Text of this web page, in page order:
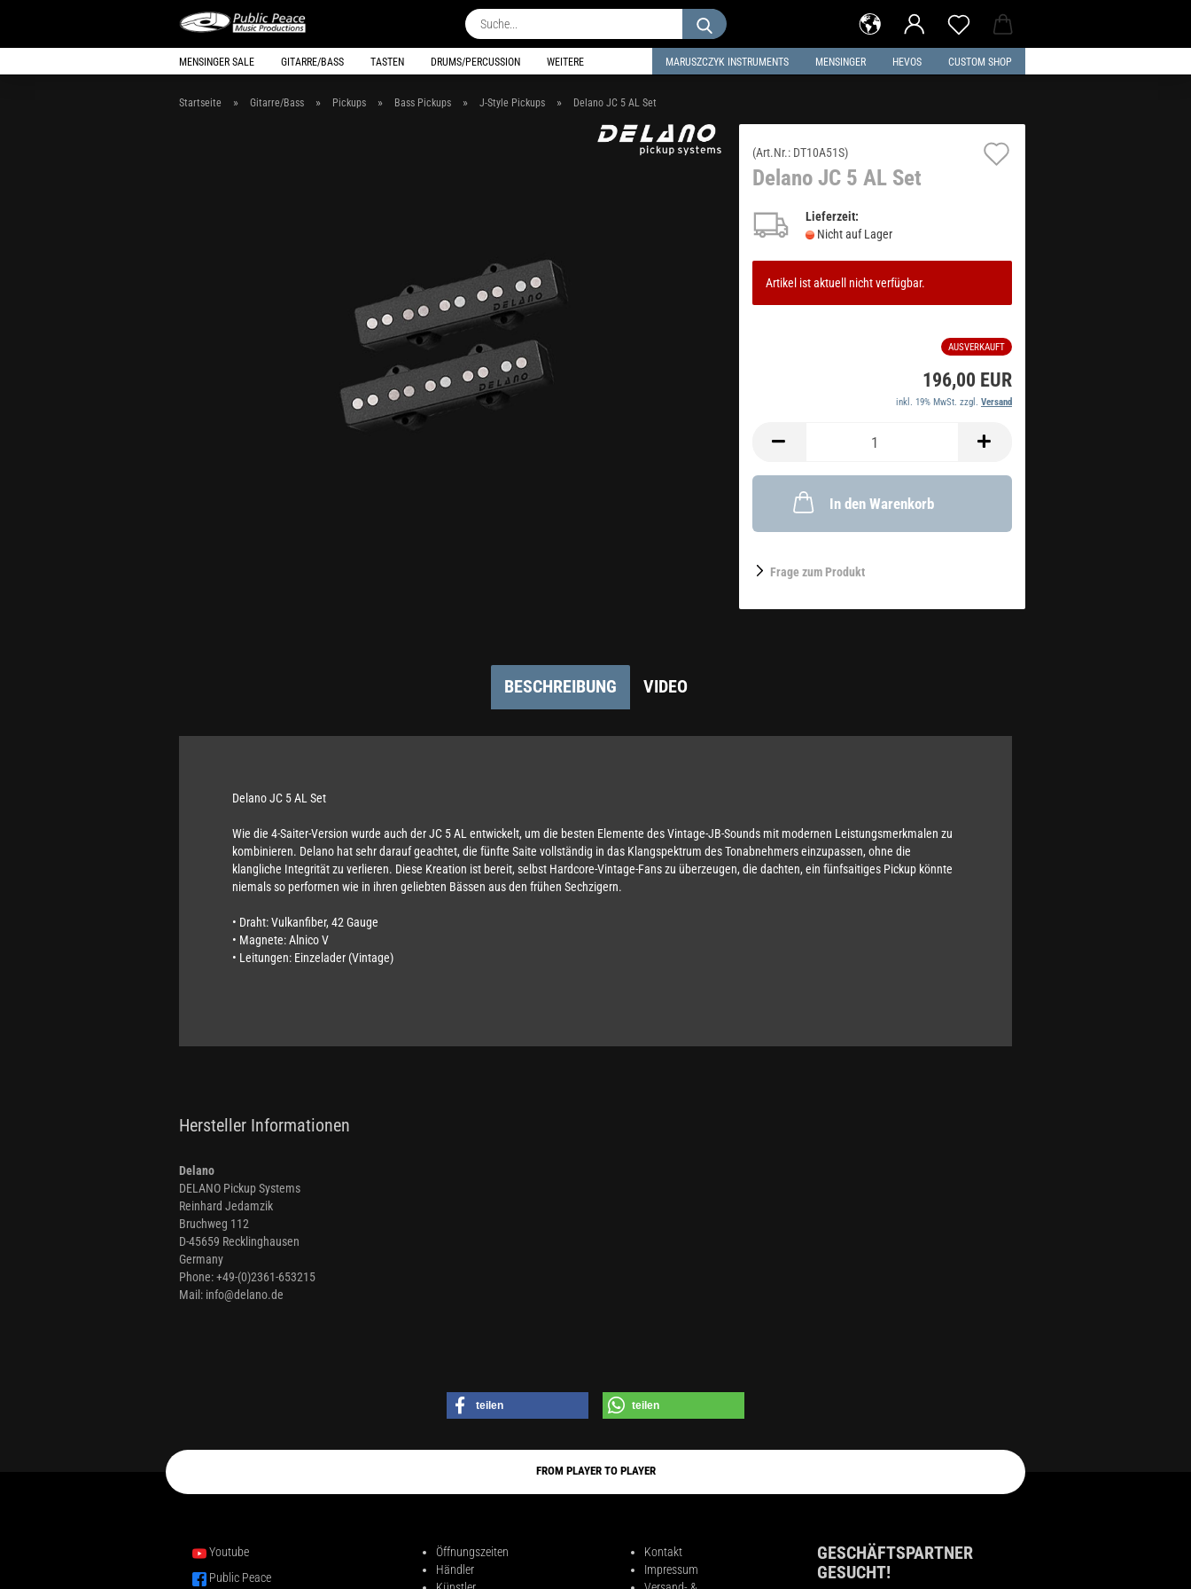
Suche...
MENSINGER SALE GITARRE/BASS TASTEN DRUMS/PERCUSSION MARUSZCZYK INSTRUMENTS MENSINGER HEVOS CUSTOM SHOP
WEITERE
Startseite » Gitarre/Bass » Pickups » Bass Pickups » J-Style Pickups » Delano JC 5 AL Set
(Art.Nr.: DT10A51S)
Delano JC 5 AL Set
Lieferzeit:
Nicht auf Lager
Artikel ist aktuell nicht verfügbar.
AUSVERKAUFT
196,00 EUR
inkl. 19% MwSt. zzgl. Versand
In den Warenkorb
Frage zum Produkt
BESCHREIBUNG VIDEO
Delano JC 5 AL Set
Wie die 4-Saiter-Version wurde auch der JC 5 AL entwickelt, um die besten Elemente des Vintage-JB-Sounds mit modernen Leistungsmerkmalen zu
kombinieren. Delano hat sehr darauf geachtet, die fünfte Saite vollständig in das Klangspektrum des Tonabnehmers einzupassen, ohne die
klangliche Integrität zu verlieren. Diese Kreation ist bereit, selbst Hardcore-Vintage-Fans zu überzeugen, die dachten, ein fünfsaitiges Pickup könnte
niemals so performen wie in ihren geliebten Bässen aus den frühen Sechzigern.
• Draht: Vulkanfiber, 42 Gauge
• Magnete: Alnico V
• Leitungen: Einzelader (Vintage)
Hersteller Informationen
Delano
DELANO Pickup Systems
Reinhard Jedamzik
Bruchweg 112
D-45659 Recklinghausen
Germany
Phone: +49-(0)2361-653215
Mail: info@delano.de
teilen teilen
FROM PLAYER TO PLAYER
Youtube
Public Peace
Öffnungszeiten
Händler
Kontakt
Impressum
GESCHÄFTSPARTNER
GESUCHT!